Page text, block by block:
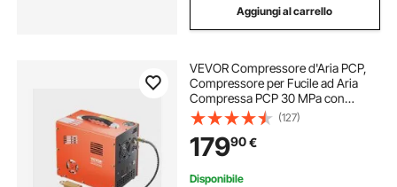
Aggiungi al carrello
VEVOR Compressore d'Aria PCP,
Compressore per Fucile ad Aria
Compressa PCP 30 MPa con
Convertitore Integrato e Sistema di
Raffreddamento a Ventola
Integrato, per Bombola di Paintball
Senza Olio
(127)
17990€
Disponibile